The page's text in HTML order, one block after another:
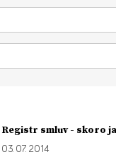
Registr smluv - skoro
03. 07. 2014